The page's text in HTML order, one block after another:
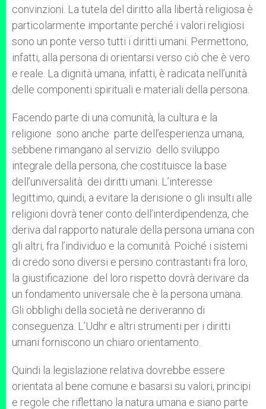
convinzioni. La tutela del diritto alla libertà religiosa è
particolarmente importante perché i valori religiosi
sono un ponte verso tutti i diritti umani. Permettono,
infatti, alla persona di orientarsi verso ciò che è vero
e reale. La dignità umana, infatti, è radicata nell’unità
delle componenti spirituali e materiali della persona.
Facendo parte di una comunità, la cultura e la
religione sono anche parte dell’esperienza umana,
sebbene rimangano al servizio dello sviluppo
integrale della persona, che costituisce la base
dell’universalità dei diritti umani. L’interesse
legittimo, quindi, a evitare la derisione o gli insulti alle
religioni dovrà tener conto dell’interdipendenza, che
deriva dal rapporto naturale della persona umana con
gli altri, fra l’individuo e la comunità. Poiché i sistemi
di credo sono diversi e persino contrastanti fra loro,
la giustificazione del loro rispetto dovrà derivare da
un fondamento universale che è la persona umana.
Gli obblighi della società ne deriveranno di
conseguenza. L’Udhr e altri strumenti per i diritti
umani forniscono un chiaro orientamento.
Quindi la legislazione relativa dovrebbe essere
orientata al bene comune e basarsi su valori, principi
e regole che riflettano la natura umana e siano parte